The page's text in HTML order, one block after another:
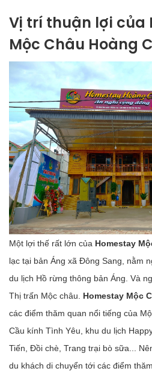
Vị trí thuận lợi của
Mộc Châu Hoàng
Một lợi thế rất lớn của Homestay
lạc tại bản Áng xã Đông Sang, nằm
du lịch Hồ rừng thông bản Áng. Và
Thị trấn Mộc châu. Homestay Mộc
các điểm thăm quan nổi tiếng của
Cầu kính Tình Yêu, khu du lịch
Tiến, Đồi chè, Trang trại bò sữa...
du khách di chuyển tới các điểm